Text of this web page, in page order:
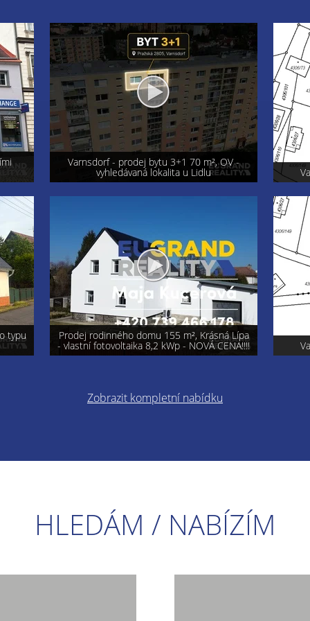
-
Lípa
Varnsdorf - prodej pozemku 800 m²
Varnsdorf - prodej pozemku 740 m²
Zobrazit kompletní nabídku
HLEDÁM / NABÍZÍM